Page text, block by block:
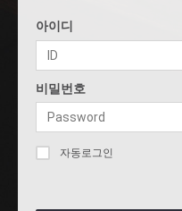
아이디
비밀번호
자동로그인